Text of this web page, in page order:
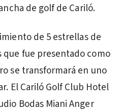
de golf de Cariló.
de 5 estrellas de
que fue presentado como
se transformará en uno
El Cariló Golf Club Hotel
Bodas Miani Anger